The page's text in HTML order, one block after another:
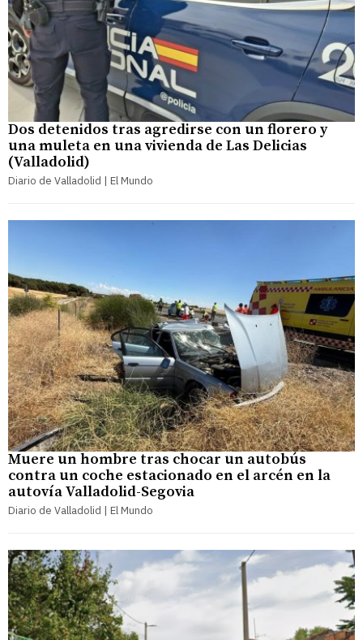
Dos detenidos tras agredirse con un florero y
una muleta en una vivienda de Las Delicias
(Valladolid)
Diario de Valladolid | El Mundo
Muere un hombre tras chocar un autobús
contra un coche estacionado en el arcén en la
autovía Valladolid-Segovia
Diario de Valladolid | El Mundo